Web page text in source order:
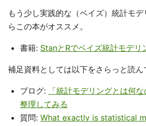
もう少し実践的な（ベイズ）統計モ
らこの本がオススメ。
書籍: StanとRでベイズ統計モデ
補足資料としては以下をさらっと読ん
ブログ:
「統計モデリングとは何
整理してみる
質問: What exactly is statistical